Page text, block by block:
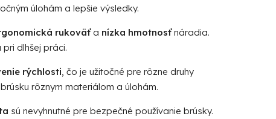
úlohám a lepšie výsledky.
rukoväťa nízka hmotnosťnáradia.
dlhšej práci.
rýchlosti , čo je užitočné pre rôzne druhy
rôznym materiálom a úlohám.
sú nevyhnutné pre bezpečné používanie brúsky.